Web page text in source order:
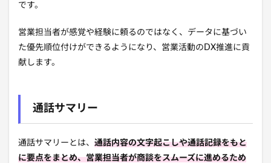
です。
営業担当者が感覚や経験に頼るのではなく、データに基づい
た優先順位付けができるようになり、営業活動のDX推進に貢
献します。
通話サマリー
通話サマリーとは、 通話内容の文字起こしや通話記録をもと
に要点をまとめ、営業担当者が商談をスムーズに進めるため